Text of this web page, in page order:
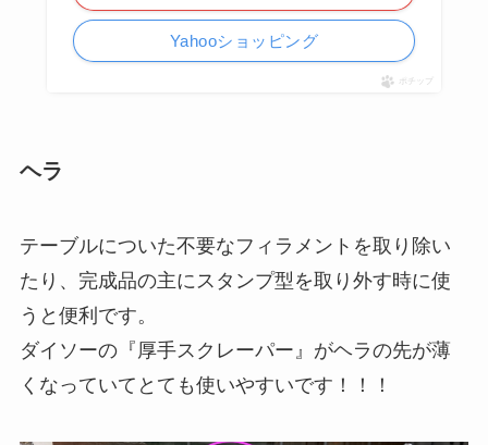
Yahooショッピング
ポチップ
ヘラ
テーブルについた不要なフィラメントを取り除い
たり、完成品の主にスタンプ型を取り外す時に使
うと便利です。
ダイソーの『厚手スクレーパー』がヘラの先が薄
くなっていてとても使いやすいです！！！